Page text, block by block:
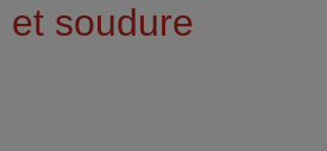
et soudure